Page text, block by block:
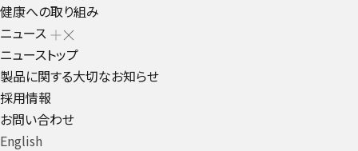
健康への取り組み
ニュース
ニューストップ
製品に関する大切なお知らせ
採用情報
お問い合わせ
English